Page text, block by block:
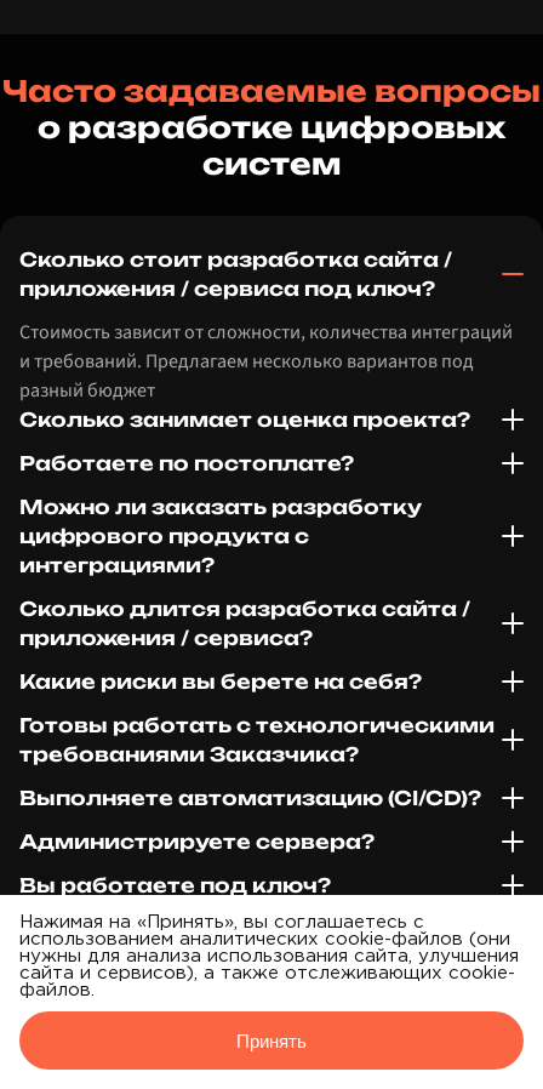
Часто задаваемые вопросы
о разработке цифровых
систем
Сколько стоит разработка сайта /
приложения / сервиса под ключ?
Стоимость зависит от сложности, количества интеграций
и требований. Предлагаем несколько вариантов под
разный бюджет
Сколько занимает оценка проекта?
Работаете по постоплате?
Можно ли заказать разработку
цифрового продукта с
интеграциями?
Сколько длится разработка сайта /
приложения / сервиса?
Какие риски вы берете на себя?
Готовы работать с технологическими
требованиями Заказчика?
Выполняете автоматизацию (CI/CD)?
Администрируете сервера?
Вы работаете под ключ?
Можно ли выбрать вариант под
бюджет?
Нажимая на «Принять», вы соглашаетесь с
использованием аналитических cookie-файлов (они
нужны для анализа использования сайта, улучшения
сайта и сервисов), а также отслеживающих cookie-
файлов.
Принять